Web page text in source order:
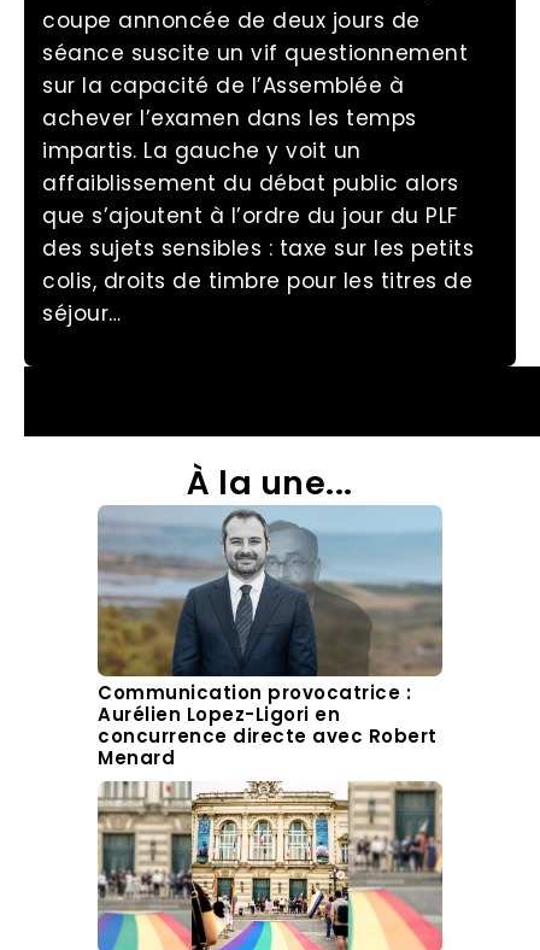
coupe annoncée de deux jours de
séance suscite un vif questionnement
sur la capacité de l’Assemblée à
achever l’examen dans les temps
impartis. La gauche y voit un
affaiblissement du débat public alors
que s’ajoutent à l’ordre du jour du PLF
des sujets sensibles : taxe sur les petits
colis, droits de timbre pour les titres de
séjour…
À la une...
Communication provocatrice :
Aurélien Lopez-Ligori en
concurrence directe avec Robert
Menard